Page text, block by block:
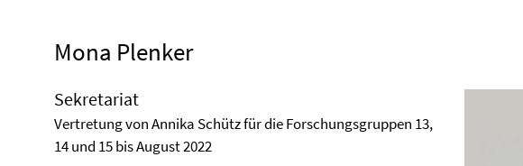
Mona Plenker
Sekretariat
Vertretung von Annika Schütz für die Forschungsgruppen 13,
14 und 15 bis August 2022